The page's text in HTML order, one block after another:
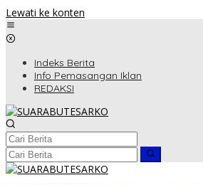
Lewati ke konten
Indeks Berita
Info Pemasangan Iklan
REDAKSI